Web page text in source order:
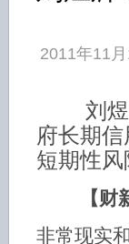
2011年11
刘煜辉
府长期
短期性风
【
非常现实